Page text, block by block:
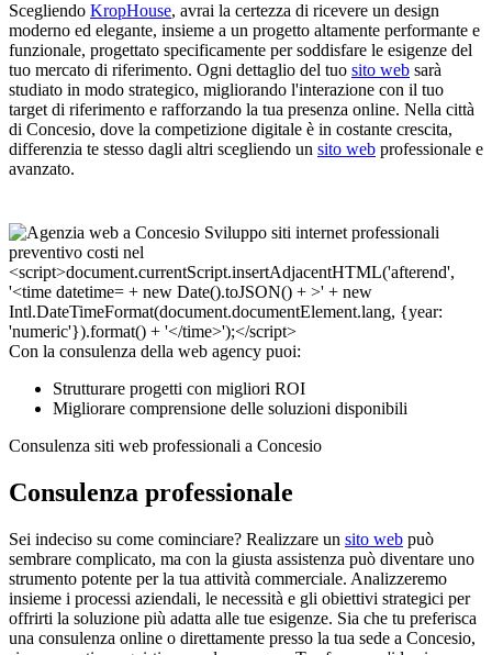
Scegliendo KropHouse, avrai la certezza di ricevere un design
moderno ed elegante, insieme a un progetto altamente performante e
funzionale, progettato specificamente per soddisfare le esigenze del
tuo mercato di riferimento. Ogni dettaglio del tuo sito web sarà
studiato in modo strategico, migliorando l'interazione con il tuo
target di riferimento e rafforzando la tua presenza online. Nella città
di Concesio, dove la competizione digitale è in costante crescita,
differenzia te stesso dagli altri scegliendo un sito web professionale e
avanzato.
Con la consulenza della web agency puoi:
Strutturare progetti con migliori ROI
Migliorare comprensione delle soluzioni disponibili
Consulenza siti web professionali a Concesio
Consulenza professionale
Sei indeciso su come cominciare? Realizzare un sito web può
sembrare complicato, ma con la giusta assistenza può diventare uno
strumento potente per la tua attività commerciale. Analizzeremo
insieme i processi aziendali, le necessità e gli obiettivi strategici per
offrirti la soluzione più adatta alle tue esigenze. Sia che tu preferisca
una consulenza online o direttamente presso la tua sede a Concesio,